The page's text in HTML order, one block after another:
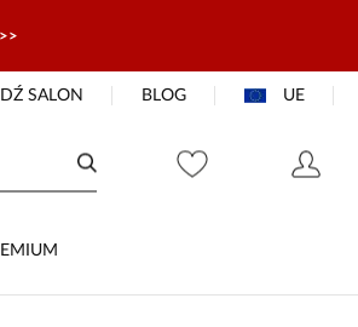
SALON BLOG UE